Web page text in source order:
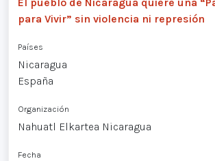
para Vivir” sin violencia ni represión
Países
Nicaragua
España
Organización
Nahuatl Elkartea Nicaragua
Fecha